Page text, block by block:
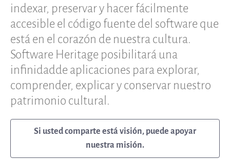
indexar, preservar y hacer fácilmente
accesible el código fuente del software que
está en el corazón de nuestra cultura.
Software Heritage posibilitará una
infinidadde aplicaciones para explorar,
comprender, explicar y conservar nuestro
patrimonio cultural.
Si usted comparte está visión, puede apoyar
nuestra misión.